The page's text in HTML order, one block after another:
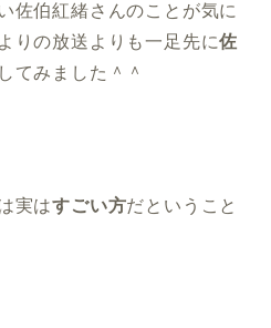
佐伯紅緒さんのことが気に
りの放送よりも一足先に佐
してみました＾＾
実はすごい方だということ